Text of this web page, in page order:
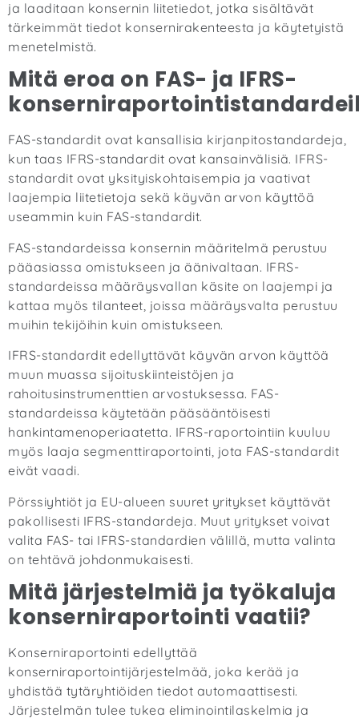
ja laaditaan konsernin liitetiedot, jotka sisältävät
tärkeimmät tiedot konsernirakenteesta ja käytetyistä
menetelmistä.
Mitä eroa on FAS- ja IFRS-
FAS-standardit ovat kansallisia kirjanpitostandardeja,
kun taas IFRS-standardit ovat kansainvälisiä. IFRS-
standardit ovat yksityiskohtaisempia ja vaativat
laajempia liitetietoja sekä käyvän arvon käyttöä
useammin kuin FAS-standardit.
FAS-standardeissa konsernin määritelmä perustuu
pääasiassa omistukseen ja äänivaltaan. IFRS-
standardeissa määräysvallan käsite on laajempi ja
kattaa myös tilanteet, joissa määräysvalta perustuu
muihin tekijöihin kuin omistukseen.
IFRS-standardit edellyttävät käyvän arvon käyttöä
muun muassa sijoituskiinteistöjen ja
rahoitusinstrumenttien arvostuksessa. FAS-
standardeissa käytetään pääsääntöisesti
hankintamenoperiaatetta. IFRS-raportointiin kuuluu
myös laaja segmenttiraportointi, jota FAS-standardit
eivät vaadi.
Pörssiyhtiöt ja EU-alueen suuret yritykset käyttävät
pakollisesti IFRS-standardeja. Muut yritykset voivat
valita FAS- tai IFRS-standardien välillä, mutta valinta
on tehtävä johdonmukaisesti.
Mitä järjestelmiä ja työkaluja
konserniraportointi vaatii?
Konserniraportointi edellyttää
konserniraportointijärjestelmää, joka kerää ja
yhdistää tytäryhtiöiden tiedot automaattisesti.
Järjestelmän tulee tukea eliminointilaskelmia ja